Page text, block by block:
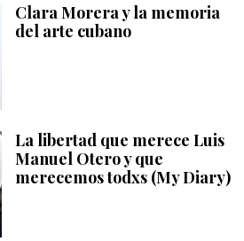
Clara Morera y la memoria
del arte cubano
La libertad que merece Luis
Manuel Otero y que
merecemos todxs (My Diary)